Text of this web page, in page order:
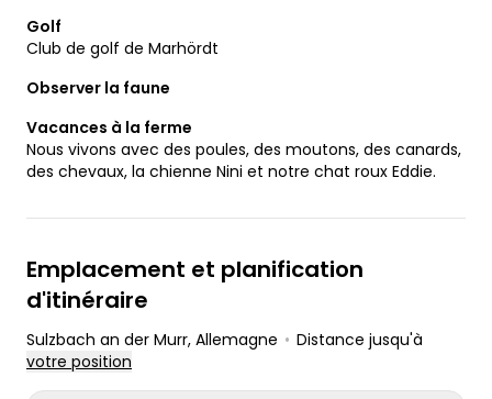
Golf
Club de golf de Marhördt
Observer la faune
Vacances à la ferme
Nous vivons avec des poules, des moutons, des canards,
des chevaux, la chienne Nini et notre chat roux Eddie.
Emplacement et planification
d'itinéraire
Sulzbach an der Murr, Allemagne • Distance jusqu'à
votre position